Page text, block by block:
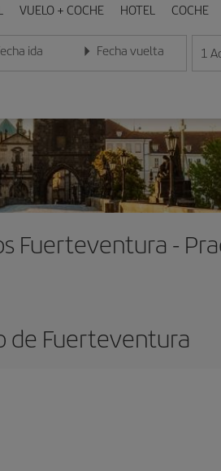
VUELO + COCHE HOTEL COCHE
ida
la fecha en formato día/mes/año
Fecha vuelta
Introduce la fecha en 1
Fuerteventura -
de Fuerteventura